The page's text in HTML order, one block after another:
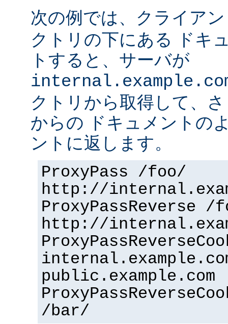
次の例では、クライア
クトリの下にある ドキ
トすると、サーバが
クトリから取得して、
からの ドキュメントの
ントに返します。
ProxyPass /foo/
http://
ProxyPassReverse /
http://
public.example.com
/bar/